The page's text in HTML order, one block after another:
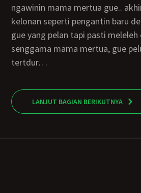
ngawinin mama mertua gue..
kelonan seperti pengantin baru
gue yang pelan tapi pasti meleleh
senggama mama mertua, gue
tertdur…
LANJUT BAGIAN BERIKUTNYA